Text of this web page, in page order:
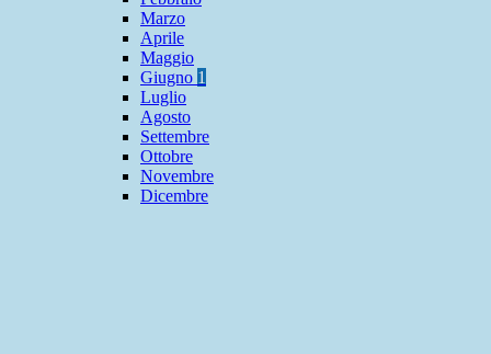
Marzo
Aprile
Maggio
Giugno 1
Luglio
Agosto
Settembre
Ottobre
Novembre
Dicembre